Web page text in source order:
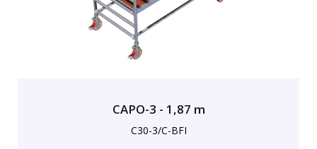
CAPO-3 - 1,87 m
C30-3/C-BFI